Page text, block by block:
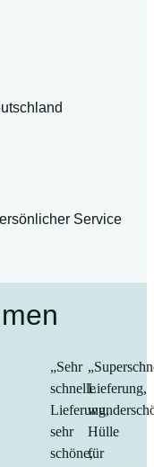
Service
„Sehr
schnelle
Lieferung,
sehr
schöne,
Lieferung,
Hülle
für